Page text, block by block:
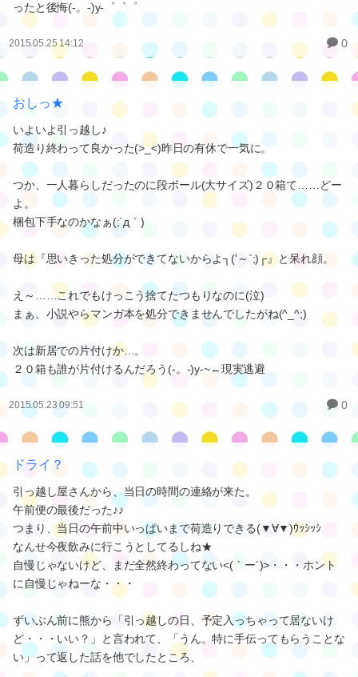
ったと後悔(-。-)y-゜゜゜
2015.05.25 14:12 0
おしっ★
いよいよ引っ越し♪
荷造り終わって良かった(>_<)昨日の有休で一気に。
つか、一人暮らしだったのに段ボール(大サイズ)２０箱て……どー
よ。
梱包下手なのかなぁ(;´д｀)
母は『思いきった処分ができてないからよ┐('～`;)┌』と呆れ顔。
え～……これでもけっこう捨てたつもりなのに(泣)
まぁ、小説やらマンガ本を処分できませんでしたがね(^_^;)
次は新居での片付けか…。
２０箱も誰が片付けるんだろう(-。-)y-~←現実逃避
2015.05.23 09:51 0
ドライ？
引っ越し屋さんから、当日の時間の連絡が来た。
午前便の最後だった♪♪
つまり、当日の午前中いっぱいまで荷造りできる(▼∀▼)ｳｯｼｯｼ
なんせ今夜飲みに行こうとしてるしね★
自慢じゃないけど、まだ全然終わってない<(｀ー´)>・・・ホント
に自慢じゃねーな・・・
ずいぶん前に熊から「引っ越しの日、予定入っちゃって居ないけ
ど・・・いい？」と言われて、「うん。特に手伝ってもらうことな
い」って返した話を他でしたところ、